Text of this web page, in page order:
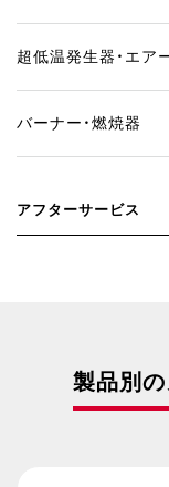
超低温発生器・エア
バーナー・燃焼器
アフターサービス
製品別